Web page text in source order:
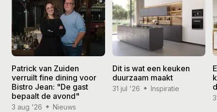
Patrick van Zuiden
verruilt fine dining voor
Bistro Jean: "De gast
bepaalt de avond"
3 aug '26 Nieuws
Dit is wat een keuken
duurzaam maakt
31 jul '26 Inspiratie